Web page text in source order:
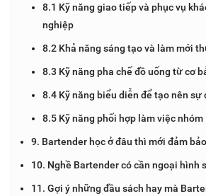
8.1 Kỹ năng giao tiếp và phục vụ
nghiệp
8.2 Khả năng sáng tạo và làm mới
8.3 Kỹ năng pha chế đồ uống từ cơ
8.4 Kỹ năng biểu diễn để tạo nên sự
8.5 Kỹ năng phối hợp làm việc nhóm
9. Bartender học ở đâu thì mới đảm
10. Nghề Bartender có cần ngoại hình
11. Gợi ý những đầu sách hay mà